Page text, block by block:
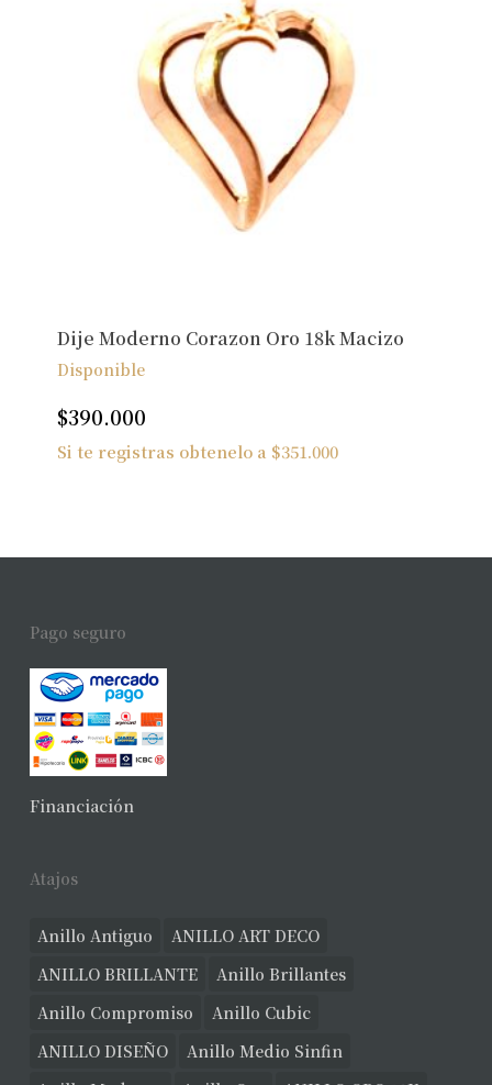
Dije Moderno Corazon Oro 18k Macizo
Disponible
$390.000
Si te registras obtenelo a $351.000
Pago seguro
Financiación
Atajos
Anillo Antiguo
ANILLO ART DECO
ANILLO BRILLANTE
Anillo Brillantes
Anillo Compromiso
Anillo Cubic
ANILLO DISEÑO
Anillo Medio Sinfin